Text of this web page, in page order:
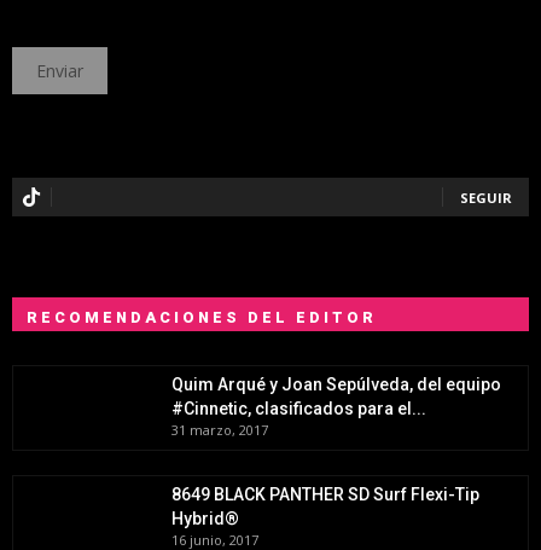
SEGUIR
RECOMENDACIONES DEL EDITOR
Quim Arqué y Joan Sepúlveda, del equipo
#Cinnetic, clasificados para el...
31 marzo, 2017
8649 BLACK PANTHER SD Surf Flexi-Tip
Hybrid®
16 junio, 2017